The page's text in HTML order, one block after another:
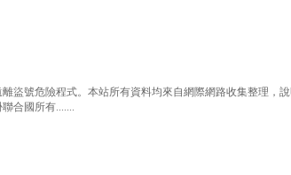
危險程式。本站所有資料均來自網際網路收集整理，
合國所有.......